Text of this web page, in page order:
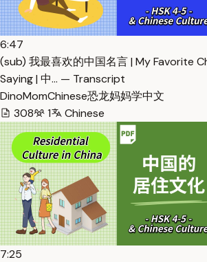
6:47
(sub) 我最喜欢的中国名言 | My Favorite
Saying | 中… — Transcript
DinoMomChinese恐龙妈妈学中文
308
1 Chinese
7:25